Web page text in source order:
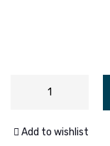
Add to wishlist